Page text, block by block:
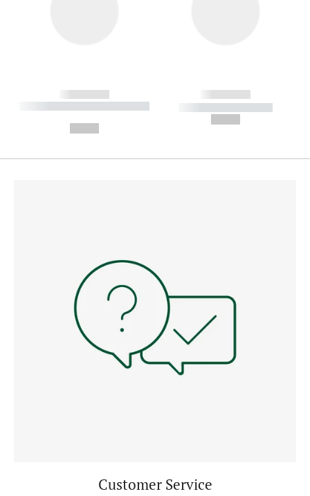
------------
----------- ----------- --------
------------
----------- -----------
Customer Service